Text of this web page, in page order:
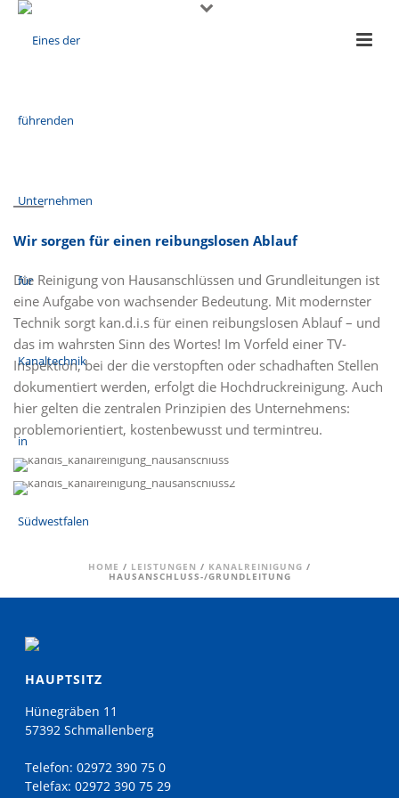
Wir sorgen für einen reibungslosen Ablauf
Die Reinigung von Hausanschlüssen und Grundleitungen ist
eine Aufgabe von wachsender Bedeutung. Mit modernster
Technik sorgt kan.d.i.s für einen reibungslosen Ablauf – und
das im wahrsten Sinn des Wortes! Im Vorfeld einer TV-
Inspektion, bei der die verstopften oder schadhaften Stellen
dokumentiert werden, erfolgt die Hochdruckreinigung. Auch
hier gelten die zentralen Prinzipien des Unternehmens:
problemorientiert, kostenbewusst und termintreu.
HOME / LEISTUNGEN / KANALREINIGUNG /
HAUSANSCHLUSS-/GRUNDLEITUNG
HAUPTSITZ
Hünegräben 11
57392 Schmallenberg
Telefon: 02972 390 75 0
Telefax: 02972 390 75 29